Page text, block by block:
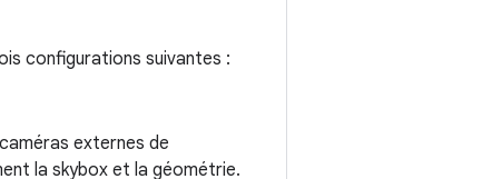
configurations suivantes :
externes de
la skybox et la géométrie.